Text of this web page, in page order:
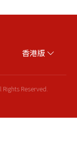
香港版
Reserved.